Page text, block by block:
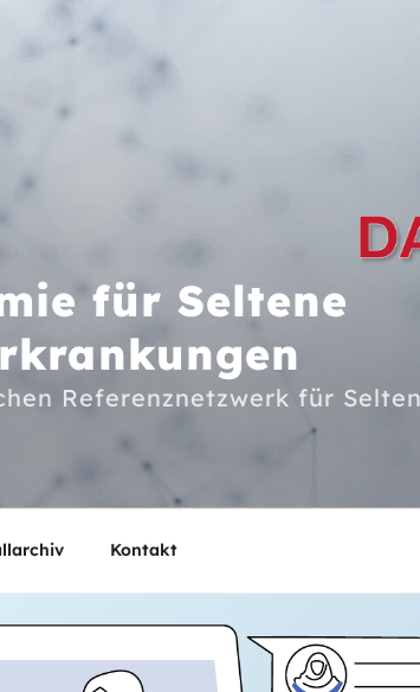
für Seltene
Referenznetzwerk für
Kontakt